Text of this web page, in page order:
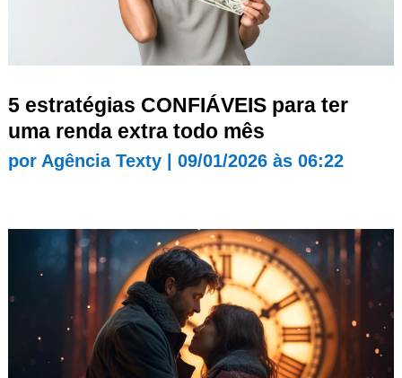
5 estratégias CONFIÁVEIS para ter
uma renda extra todo mês
por Agência Texty| 09/01/2026 às 06:22